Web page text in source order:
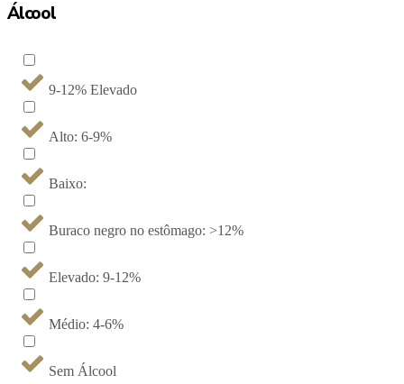
Álcool
9-12% Elevado
Alto: 6-9%
Baixo:
Buraco negro no estômago: >12%
Elevado: 9-12%
Médio: 4-6%
Sem Álcool